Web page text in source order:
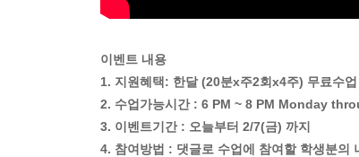
이벤트 내용
1. 지원혜택: 한달 (20분x주2회x4주) 무료수업
2. 수업가능시간 : 6 PM ~ 8 PM Monday
3. 이벤트기간 : 오늘부터 2/7(금) 까지
4. 참여방법 : 댓글로 수업에 참여할 학생분의